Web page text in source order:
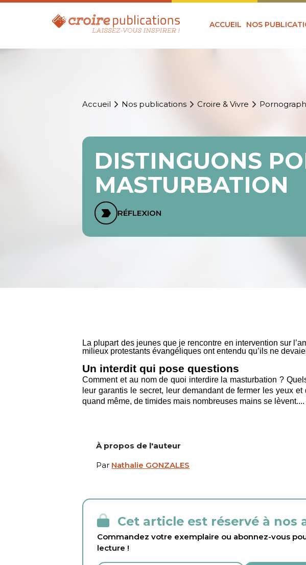
ACCUEIL NOS
Accueil Nos publications Croire & Vivre
DISTINGUONS
MASTURBATION
RÉFLEXION
La plupart des jeunes que je rencontre en intervention sur
milieux protestants évangéliques ont entendu qu’ils ne
Un interdit qui pose questions
Comment et au nom de quoi interdire la masturbation ?
leur garantis le secret, leur demandant de fermer les yeux
quand même, de timides mais nombreuses mains se lèvent....
À propos de l'auteur
Par Nathalie GONZALES
Cet article est réservé à nos
Commandez votre exemplaire ou abonnez-vous
lecture !